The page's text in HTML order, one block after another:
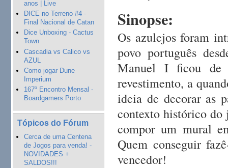
anos | Live
DICE no Terreno #4 -
Final Nacional de Catan
Dice Unboxing - Cactus
Town
Cascadia vs Calico vs
AZUL
Como jogar Dune
Imperium
167º Encontro Mensal -
Boardgamers Porto
Tópicos do Fórum
Cerca de uma Centena
de Jogos para venda! -
NOVIDADES +
SALDOS!!!
Sinopse:
Os azulejos foram
povo português
Manuel I ficou de
revestimento, a
ideia de decorar as
contexto histórico do
compor um mural
Quem conseguir
vencedor!